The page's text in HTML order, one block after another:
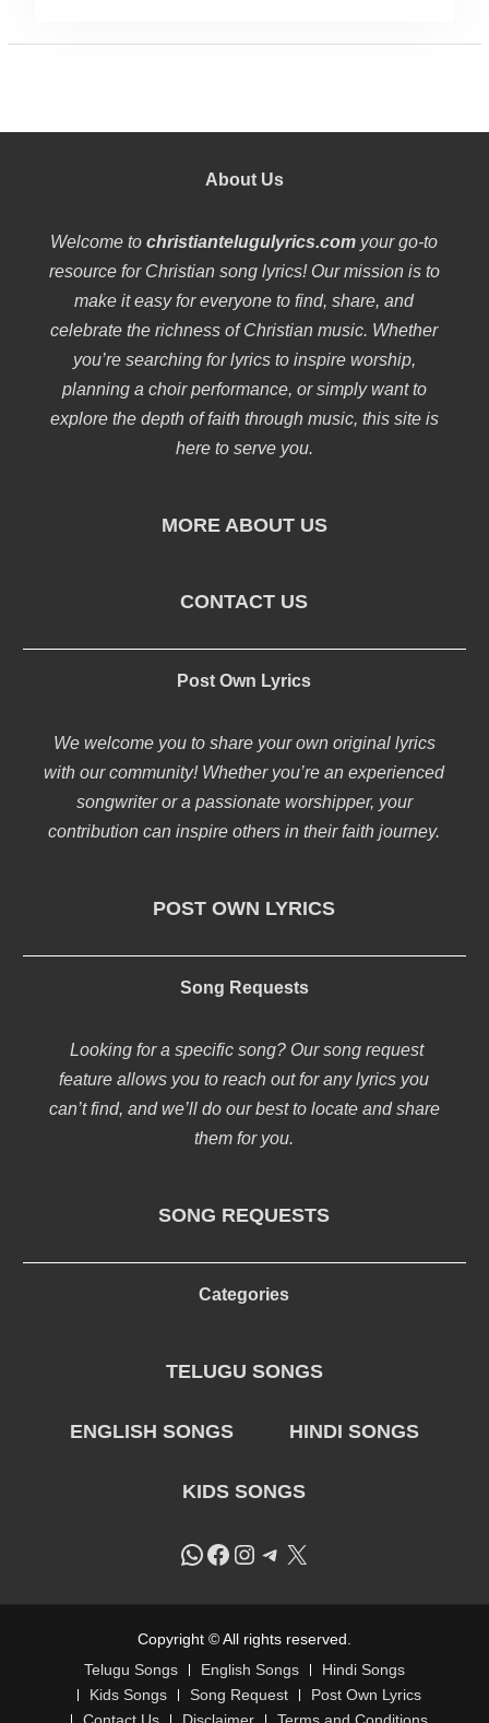
About Us
Welcome tochristiantelugulyrics.com your go-to
resource for Christian song lyrics! Our mission is to
make it easy for everyone to find, share, and
celebrate the richness of Christian music. Whether
you’re searching for lyrics to inspire worship,
planning a choir performance, or simply want to
explore the depth of faith through music, this site is
here to serve you.
MORE ABOUT US
CONTACT US
Post Own Lyrics
We welcome you to share your own original lyrics
with our community! Whether you’re an experienced
songwriter or a passionate worshipper, your
contribution can inspire others in their faith journey.
POST OWN LYRICS
Song Requests
Looking for a specific song? Our song request
feature allows you to reach out for any lyrics you
can’t find, and we’ll do our best to locate and share
them for you.
SONG REQUESTS
Categories
TELUGU SONGS
ENGLISH SONGS HINDI SONGS
KIDS SONGS
WhatsApp
Facebook
Instagram
Telegram
X
Copyright © All rights reserved.
Telugu Songs
English Songs
Hindi Songs
Kids Songs
Song Request
Post Own Lyrics